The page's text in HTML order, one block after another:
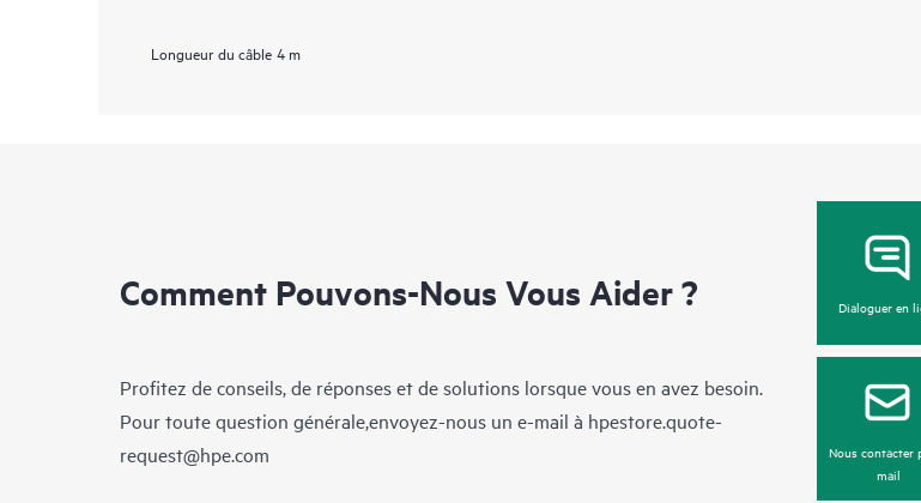
Longueur du câble 4 m
Comment Pouvons-Nous Vous Aider ?
Profitez de conseils, de réponses et de solutions lorsque vous en avez besoin.
Pour toute question générale,envoyez-nous un e-mail à hpestore.quote-
request@hpe.com
Dialoguer en
Nous contacter
mail